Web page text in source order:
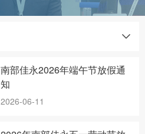
南部佳永2026年端午节放假通
知
2026-06-11